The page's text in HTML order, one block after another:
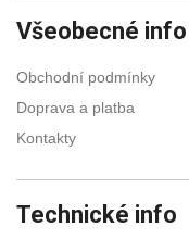
Všeobecné info
Obchodní podmínky
Doprava a platba
Kontakty
Technické info